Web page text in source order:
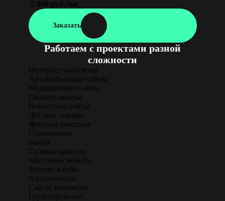
2 000 руб./час
Заказать
Работаем с проектами разной
сложности
Интернет-магазины
Автомобильные сайты
Медицинские сайты
Онлайн-школы
Новостные сайты
Детские товары
Женская тематика
Страхование
Банки
Салоны красоты
Магазины мебели
Фитнес-клубы
Автозапчасти
Сайты знакомств
Грузоперевозки